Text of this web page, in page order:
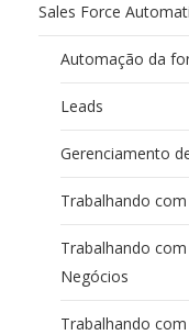
Sales Force
Automação da
Leads
Gerenciamento
Trabalhando
Trabalhando
Negócios
Trabalhando